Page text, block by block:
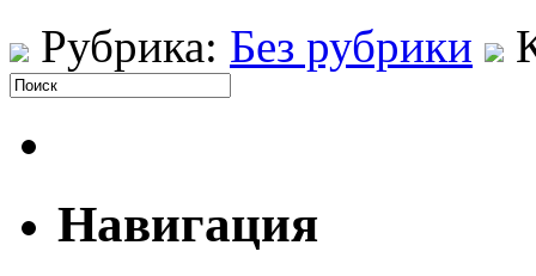
Рубрика: Без рубрики
Навигация